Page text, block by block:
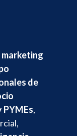
de
PYMEs,